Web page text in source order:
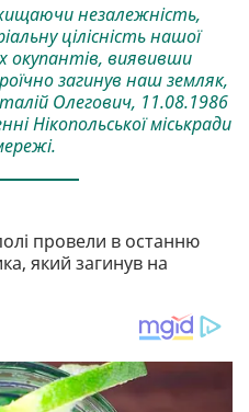
незалежність,
цілісність нашої
окупантів, виявивши
загинув наш земляк,
Олегович, 11.08.1986
Нікопольської міськради
провели в останню
який загинув на